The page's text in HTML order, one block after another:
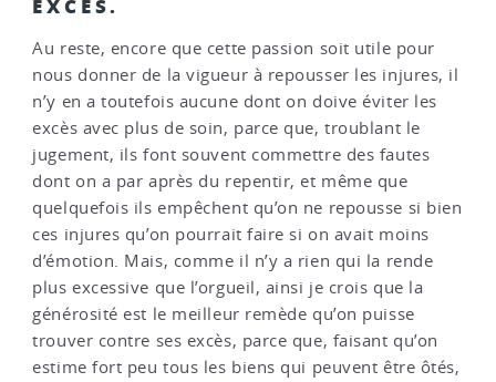
EXCÈS.
Au reste, encore que cette passion soit utile pour
nous donner de la vigueur à repousser les injures, il
n’y en a toutefois aucune dont on doive éviter les
excès avec plus de soin, parce que, troublant le
jugement, ils font souvent commettre des fautes
dont on a par après du repentir, et même que
quelquefois ils empêchent qu’on ne repousse si bien
ces injures qu’on pourrait faire si on avait moins
d’émotion. Mais, comme il n’y a rien qui la rende
plus excessive que l’orgueil, ainsi je crois que la
générosité est le meilleur remède qu’on puisse
trouver contre ses excès, parce que, faisant qu’on
estime fort peu tous les biens qui peuvent être ôtés,